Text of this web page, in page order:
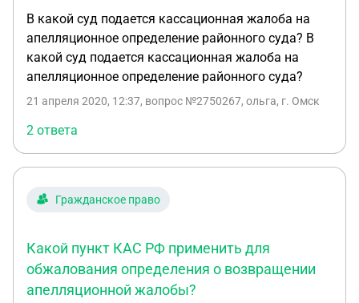
В какой суд подается кассационная жалоба на
апелляционное определение районного суда? В
какой суд подается кассационная жалоба на
апелляционное определение районного суда?
21 апреля 2020, 12:37, вопрос №2750267, ольга, г. Омск
2 ответа
Гражданское право
Какой пункт КАС РФ применить для
обжалования определения о возвращении
апелляционной жалобы?